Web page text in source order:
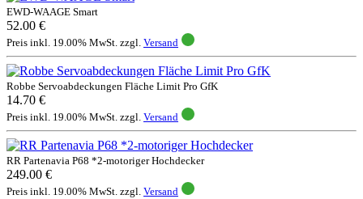
EWD-WAAGE Smart
52.00 €
Preis inkl. 19.00% MwSt. zzgl. Versand
Robbe Servoabdeckungen Fläche Limit Pro GfK
14.70 €
Preis inkl. 19.00% MwSt. zzgl. Versand
RR Partenavia P68 *2-motoriger Hochdecker
249.00 €
Preis inkl. 19.00% MwSt. zzgl. Versand